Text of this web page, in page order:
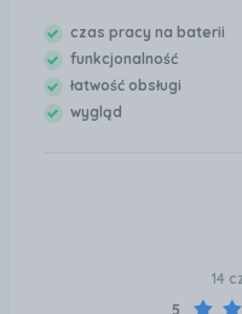
wynająłeś
imprezę. Jedyny
szybko zapełnić,
jakości kinowej
czas pracy na baterii
funkcjonalność
łatwość obsługi
wygląd
14
5